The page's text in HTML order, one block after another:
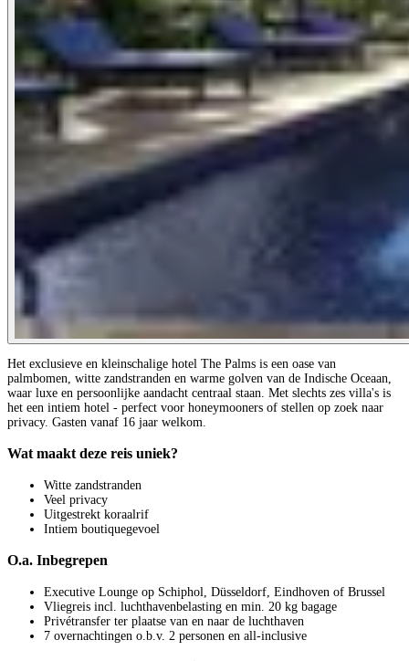
Het exclusieve en kleinschalige hotel The Palms is een oase van
palmbomen, witte zandstranden en warme golven van de Indische Oceaan,
waar luxe en persoonlijke aandacht centraal staan. Met slechts zes villa's is
het een intiem hotel - perfect voor honeymooners of stellen op zoek naar
privacy. Gasten vanaf 16 jaar welkom.
Wat maakt deze reis uniek?
Witte zandstranden
Veel privacy
Uitgestrekt koraalrif
Intiem boutiquegevoel
O.a. Inbegrepen
Executive Lounge op Schiphol, Düsseldorf, Eindhoven of Brussel
Vliegreis incl. luchthavenbelasting en min. 20 kg bagage
Privétransfer ter plaatse van en naar de luchthaven
7 overnachtingen o.b.v. 2 personen en all-inclusive